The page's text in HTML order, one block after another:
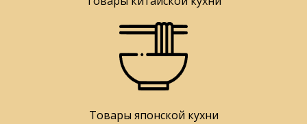
Товары японской кухни